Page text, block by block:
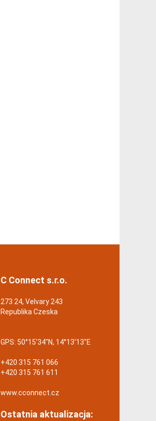
C Connect s.r.o.
273 24, Velvary 243
Republika Czeska
GPS: 50°15'34"N, 14°13'13"E
+420 315 761 066
+420 315 761 611
www.cconnect.cz
Ostatnia aktualizacja: